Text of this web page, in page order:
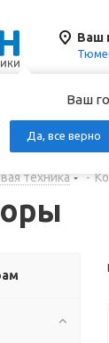
Ваш
Ваш
Да, все верно
техника -